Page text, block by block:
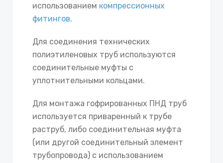
использованием компрессионных
фитингов.
Для соединения технических
полиэтиленовых труб используются
соединительные муфты с
уплотнительными кольцами.
Для монтажа гофрированных ПНД труб
используется приваренный к трубе
раструб, либо соединительная муфта
(или другой соединительный элемент
трубопровода) с использованием